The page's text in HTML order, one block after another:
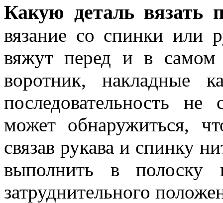
Какую деталь вязать
вязание со спинки или
вяжут перед и в
воротник, накладные
последовательность
может обнаружиться,
связав рукава и спинку
выполнить в
затруднительного